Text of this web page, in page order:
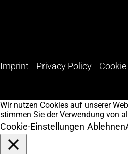
Imprint Privacy Policy
Wir nutzen Cookies auf unserer
stimmen Sie der Verwendung von
Cookie-Einstellungen Ablehnen